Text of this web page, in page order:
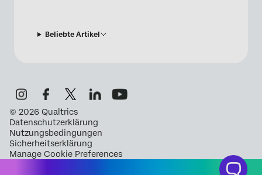
Beliebte Artikel
© 2026 Qualtrics
Datenschutzerklärung
Nutzungsbedingungen
Sicherheitserklärung
Manage Cookie Preferences